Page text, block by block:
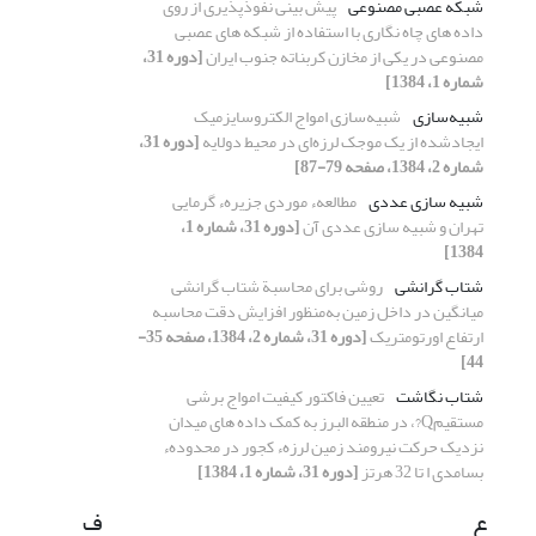
داده های چاه نگاری با استفاده از شبکه های عصبی
مصنوعی در یکی از مخازن کربناته جنوب ایران [دوره 31،
شماره 1، 1384]
شبیه‌سازی شبیه‌سازی امواج الکتروسایزمیک
ایجادشده از یک موجک لرزه‌ای در محیط دولایه [دوره 31،
شماره 2، 1384، صفحه 79-87]
شبیه سازی عددی مطالعهء موردی جزیرهء گرمایی
تهران و شبیه سازی عددی آن [دوره 31، شماره 1،
1384]
شتاب گرانشی روشی برای محاسبة شتاب گرانشی
میانگین در داخل زمین به‌منظور افزایش دقت محاسبه
ارتفاع اورتومتریک [دوره 31، شماره 2، 1384، صفحه 35-
44]
شتاب نگاشت تعیین فاکتور کیفیت امواج برشی
مستقیمQ?، در منطقه البرز به کمک داده های میدان
نزدیک حرکت نیرومند زمین لرزهء کجور در محدودهء
بسامدی ا تا 32 هرتز [دوره 31، شماره 1، 1384]
ع ف